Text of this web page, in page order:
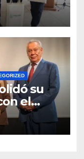
del
su
el
2026